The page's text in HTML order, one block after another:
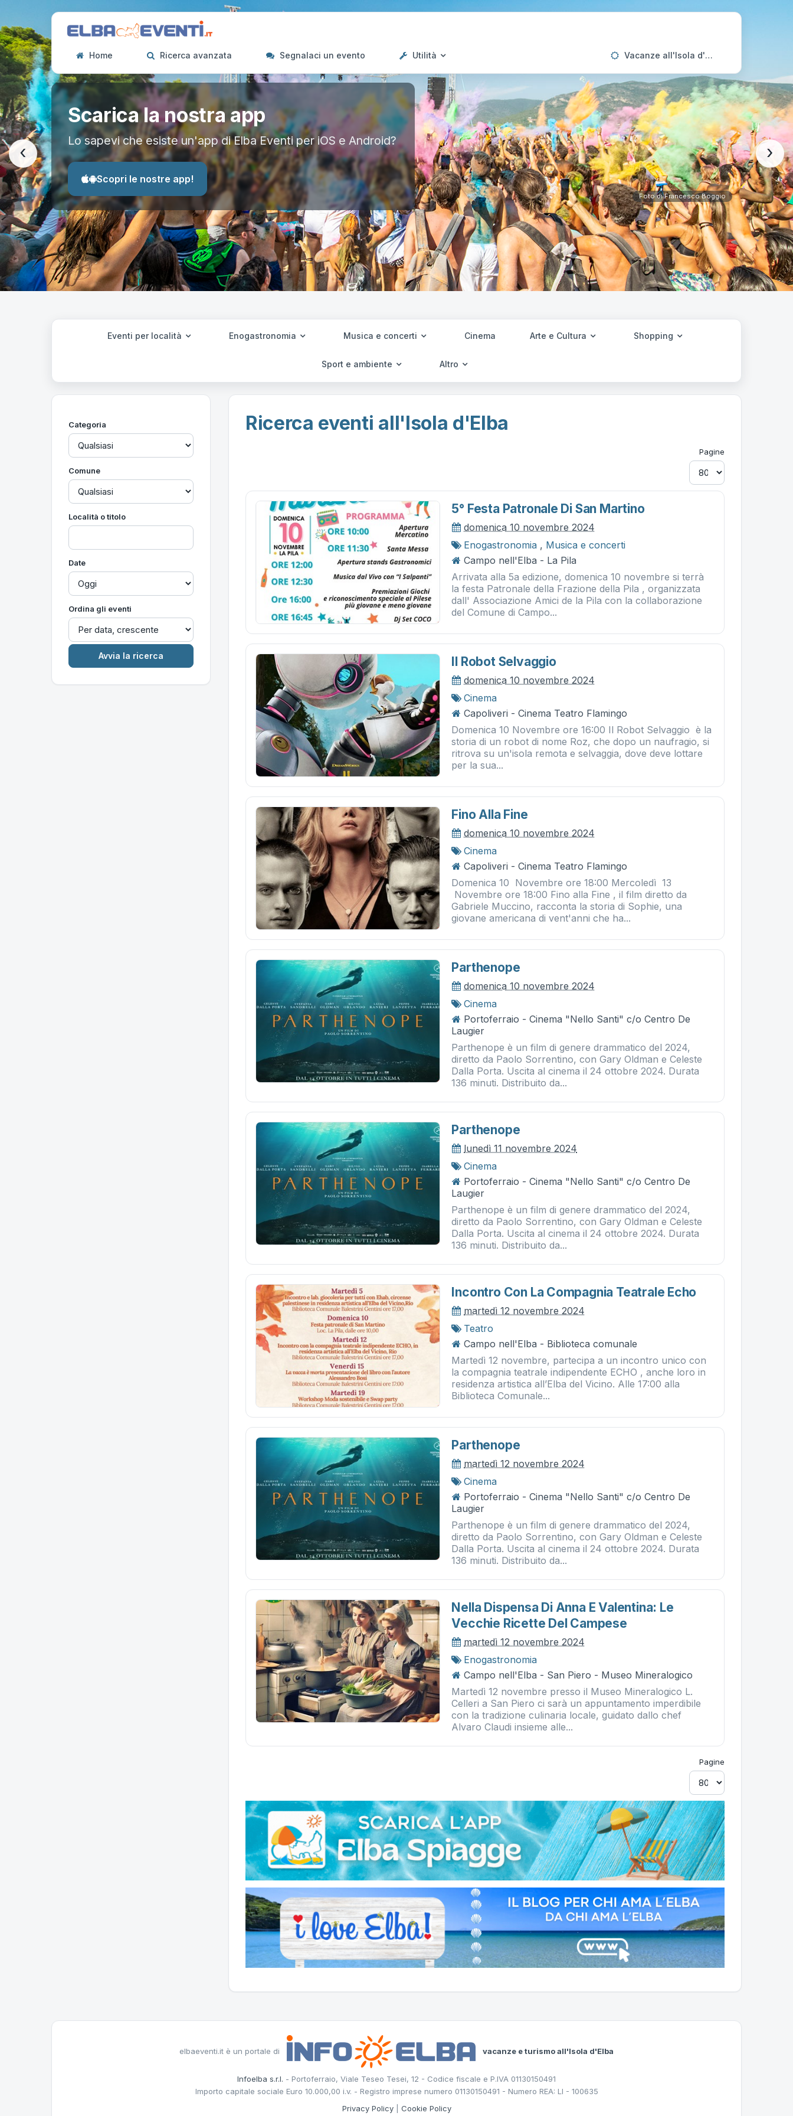
Home Ricerca avanzata Segnalaci un evento Utilità Vacanze all'Isola d'Elba
Scarica la nostra app
Lo sapevi che esiste un'app di Elba Eventi per iOS e Android?
Scopri le nostre app!
Foto di Francesco Boggio
‹ ›
Eventi per località Enogastronomia Musica e concerti Cinema Arte e Cultura Shopping
Sport e ambiente Altro
Categoria
Comune
Località o titolo
Date
Ordina gli eventi
Ricerca eventi all'Isola d'Elba
Pagine
5° Festa Patronale Di San Martino
domenica 10 novembre 2024
Enogastronomia , Musica e concerti
Campo nell'Elba - La Pila
Arrivata alla 5a edizione, domenica 10 novembre si terrà
la festa Patronale della Frazione della Pila , organizzata
dall' Associazione Amici de la Pila con la collaborazione
del Comune di Campo...
Il Robot Selvaggio
domenica 10 novembre 2024
Cinema
Capoliveri - Cinema Teatro Flamingo
Domenica 10 Novembre ore 16:00 Il Robot Selvaggio è la
storia di un robot di nome Roz, che dopo un naufragio, si
ritrova su un'isola remota e selvaggia, dove deve lottare
per la sua...
Fino Alla Fine
domenica 10 novembre 2024
Cinema
Capoliveri - Cinema Teatro Flamingo
Domenica 10 Novembre ore 18:00 Mercoledì 13
Novembre ore 18:00 Fino alla Fine , il film diretto da
Gabriele Muccino, racconta la storia di Sophie, una
giovane americana di vent'anni che ha...
Parthenope
domenica 10 novembre 2024
Cinema
Portoferraio - Cinema "Nello Santi" c/o Centro De
Laugier
Parthenope è un film di genere drammatico del 2024,
diretto da Paolo Sorrentino, con Gary Oldman e Celeste
Dalla Porta. Uscita al cinema il 24 ottobre 2024. Durata
136 minuti. Distribuito da...
Parthenope
lunedì 11 novembre 2024
Cinema
Portoferraio - Cinema "Nello Santi" c/o Centro De
Laugier
Parthenope è un film di genere drammatico del 2024,
diretto da Paolo Sorrentino, con Gary Oldman e Celeste
Dalla Porta. Uscita al cinema il 24 ottobre 2024. Durata
136 minuti. Distribuito da...
Incontro Con La Compagnia Teatrale Echo
martedì 12 novembre 2024
Teatro
Campo nell'Elba - Biblioteca comunale
Martedì 12 novembre, partecipa a un incontro unico con
la compagnia teatrale indipendente ECHO , anche loro in
residenza artistica all’Elba del Vicino. Alle 17:00 alla
Biblioteca Comunale...
Parthenope
martedì 12 novembre 2024
Cinema
Portoferraio - Cinema "Nello Santi" c/o Centro De
Laugier
Parthenope è un film di genere drammatico del 2024,
diretto da Paolo Sorrentino, con Gary Oldman e Celeste
Dalla Porta. Uscita al cinema il 24 ottobre 2024. Durata
136 minuti. Distribuito da...
Nella Dispensa Di Anna E Valentina: Le
Vecchie Ricette Del Campese
martedì 12 novembre 2024
Enogastronomia
Campo nell'Elba - San Piero - Museo Mineralogico
Martedì 12 novembre presso il Museo Mineralogico L.
Celleri a San Piero ci sarà un appuntamento imperdibile
con la tradizione culinaria locale, guidato dallo chef
Alvaro Claudi insieme alle...
Pagine
elbaeventi.it è un portale di vacanze e turismo all'Isola d'Elba
Infoelba s.r.l. - Portoferraio, Viale Teseo Tesei, 12 - Codice fiscale e P.IVA 01130150491
Importo capitale sociale Euro 10.000,00 i.v. - Registro imprese numero 01130150491 - Numero REA: LI - 100635
Privacy Policy| Cookie Policy